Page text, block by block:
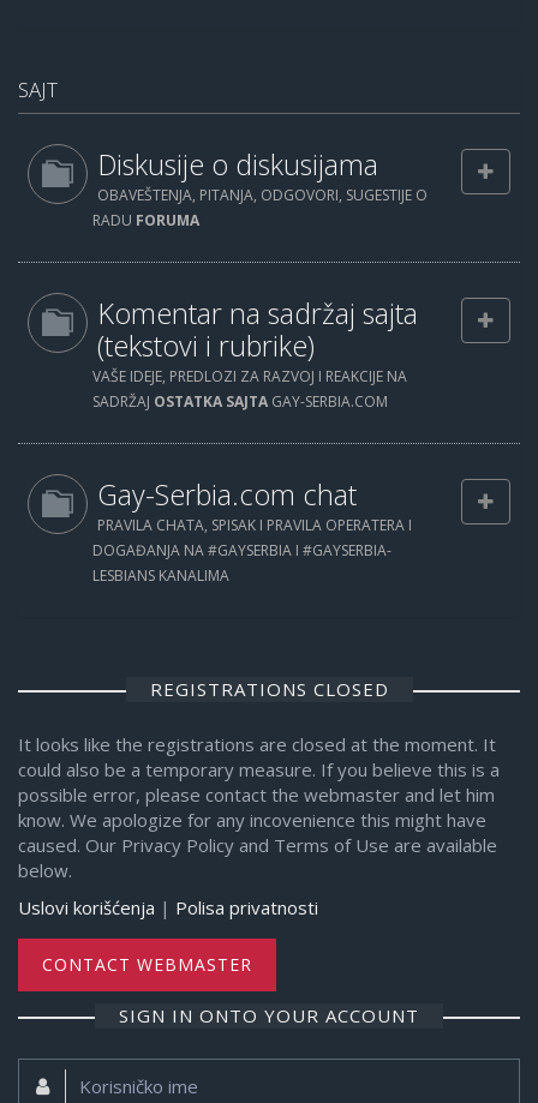
SAJT
Diskusije o diskusijama
OBAVEŠTENJA, PITANJA, ODGOVORI, SUGESTIJE O
RADU FORUMA
Komentar na sadržaj sajta
(tekstovi i rubrike)
VAŠE IDEJE, PREDLOZI ZA RAZVOJ I REAKCIJE NA
SADRŽAJ OSTATKA SAJTA GAY-SERBIA.COM
Gay-Serbia.com chat
PRAVILA CHATA, SPISAK I PRAVILA OPERATERA I
DOGAĐANJA NA #GAYSERBIA I #GAYSERBIA-
LESBIANS KANALIMA
REGISTRATIONS CLOSED
It looks like the registrations are closed at the moment. It
could also be a temporary measure. If you believe this is a
possible error, please contact the webmaster and let him
know. We apologize for any incovenience this might have
caused. Our Privacy Policy and Terms of Use are available
below.
Uslovi korišćenja | Polisa privatnosti
CONTACT WEBMASTER
SIGN IN ONTO YOUR ACCOUNT
Korisničko